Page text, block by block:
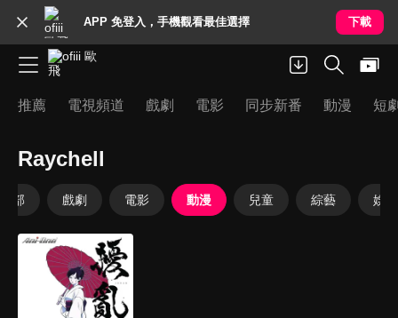
APP 免登入，手機觀看最佳選擇 下載
推薦 電視頻道 戲劇 電影 同步新番 動漫 短
Raychell
全部 戲劇 電影 動漫 兒童 綜藝 娛樂